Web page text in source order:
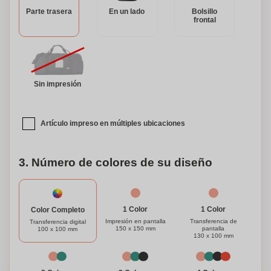
destaque entre la multitud. Con su diseño práctico y
apariencia elegante, esta bolsa deportiva de poliéster con
protección RFID es un compañero esencial para todas tus
actividades activas.
Parte trasera En un lado
Bolsillo
frontal
Sin impresión
Artículo impreso en múltiples ubicaciones
3. Número de colores de su diseño
Color Completo
Transferencia digital
100 x 100 mm
1 Color
Impresión en pantalla
150 x 150 mm
1 Color
Transferencia de
pantalla
130 x 100 mm